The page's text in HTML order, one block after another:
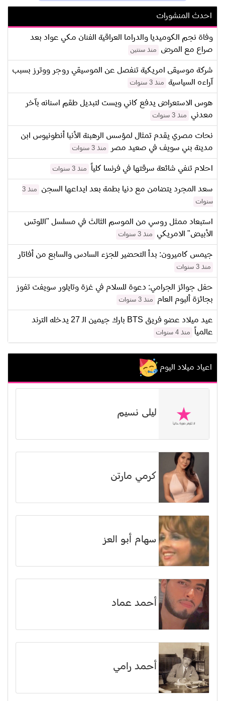
احدث المنشورات
وفاة نجم الكوميديا والدراما العراقية الفنان مكي عواد بعد
صراع مع المرض
منذ سنتين
شركة موسيقى امريكية تنفصل عن الموسيقي روجر ووترز بسبب
آراءه السياسية
منذ 3 سنوات
هوس الاستعراض يدفع كاني ويست لتبديل طقم اسنانه بآخر
معدني
منذ 3 سنوات
نحات مصري يقدم تمثال لمؤسس الرهبنة الأنبا أنطونيوس ابن
مدينة بني سويف في صعيد مصر
منذ 3 سنوات
احلام تنفي شائعة سرقتها في فرنسا كلياً منذ 3 سنوات
سعد المجرد يتضامن مع دنيا بطمة بعد ايداعها السجن
منذ 3
سنوات
استبعاد ممثل روسي من الموسم الثالث في مسلسل "اللوتس
الأبيض" الامريكي
منذ 3 سنوات
جيمس كاميرون: بدأ التحضير للجزء السادس والسابع من أفاتار
منذ 3 سنوات
حفل جوائز الجرامي: دعوة للسلام في غزة وتايلور سويفت تفوز
بجائزة ألبوم العام
منذ 3 سنوات
عيد ميلاد عضو فريق BTS بارك جيمين الـ 27 يدخله الترند
عالمياً
منذ 4 سنوات
اعياد ميلاد اليوم
ليلى نسيم
كرمي مارتن
سهام أبو العز
أحمد عماد
أحمد رامي